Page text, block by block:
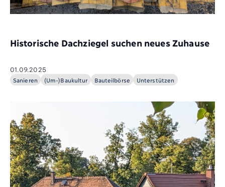
Historische Dachziegel suchen neues Zuhause
01.09.2025
Sanieren (Um-)Baukultur Bauteilbörse Unterstützen